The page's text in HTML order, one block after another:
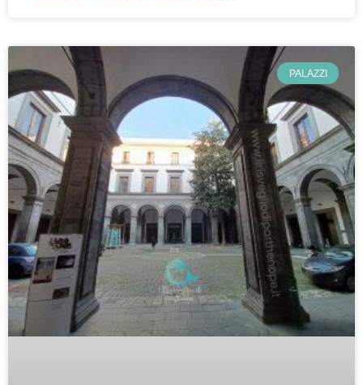
PALAZZI